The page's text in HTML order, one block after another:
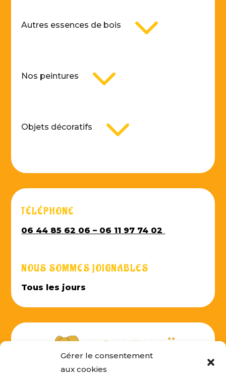
Gérer le consentement
aux cookies
Autres essences de bois 3
Nos peintures 3
Objets décoratifs 3
TÉLÉPHONE
06 44 85 62 06 – 06 11 97 74 02
NOUS SOMMES JOIGNABLES
Tous les jours